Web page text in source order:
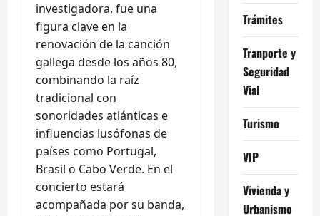
investigadora, fue una
figura clave en la
renovación de la canción
gallega desde los años 80,
combinando la raíz
tradicional con
sonoridades atlánticas e
influencias lusófonas de
países como Portugal,
Brasil o Cabo Verde. En el
concierto estará
acompañada por su banda,
Trámites
Tranporte y
Seguridad
Vial
Turismo
VIP
Vivienda y
Urbanismo